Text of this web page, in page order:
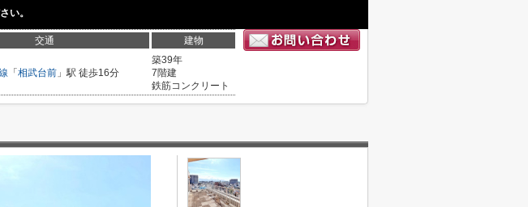
い。
交通 建物
「 相武台前 」駅 徒歩16分
築39年
7階建
鉄筋コンクリート